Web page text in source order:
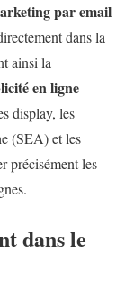
par email
dans la
ainsi la
en ligne
display, les
(SEA) et les
précisément les
dans le